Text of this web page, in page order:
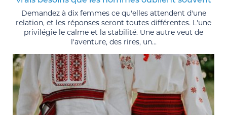
Demandez à dix femmes ce qu'elles attendent d'une
relation, et les réponses seront toutes différentes. L'une
privilégie le calme et la stabilité. Une autre veut de
l'aventure, des rires, un...